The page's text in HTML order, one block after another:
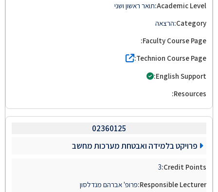
תואר ראשון ושני
הרצאה
02360125
פרויקט בלמידה ואבטחת מערכות מחשב
3
פרופ' אברהם מנדלסון